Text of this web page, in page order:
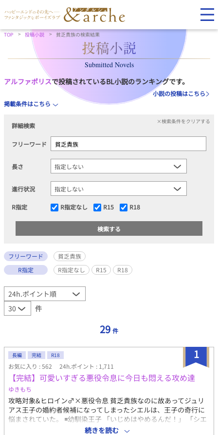
TOP 投稿小説 貧乏貴族の検索結果
Submitted Novels
アルファポリスで投稿されているBL小説のランキングです。
小説の投稿はこちら
掲載条件はこちら
詳細検索
×検索条件をクリアする
フリーワード
長さ
進行状況
R指定 R指定なし R15 R18
フリーワード
貧乏貴族
R指定
R指定なし R15 R18
件
29 件
1
長編 完結 R18
お気に入り : 562 24h.ポイント : 1,711
【完結】可愛いすぎる悪役令息に今日も悶える攻め達
ゆきもち
攻略対象&ヒロイン♂×悪役令息 貧乏貴族なのに故あってジュリ
アス王子の婚約者候補になってしまったシエルは、王子の奇行に
悩まされていた。 ◾️幼馴染王子 「いじめはやめるんだ！」 「シエ
ルは、嫉妬してこんな事したんだよな？」 ※設定のせいで最初は
続きを読む